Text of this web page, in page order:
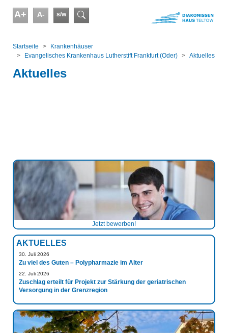
A+ A- s/w Suchformular
Startseite
Kranken­häuser
Evangelisches Krankenhaus Lutherstift Frankfurt (Oder)
Aktuelles
Aktuelles
Jetzt bewerben!
AKTUELLES
30. Juli 2026
Zu viel des Guten – Polypharmazie im Alter
22. Juli 2026
Zuschlag erteilt für Projekt zur Stärkung der geriatrischen
Versorgung in der Grenzregion